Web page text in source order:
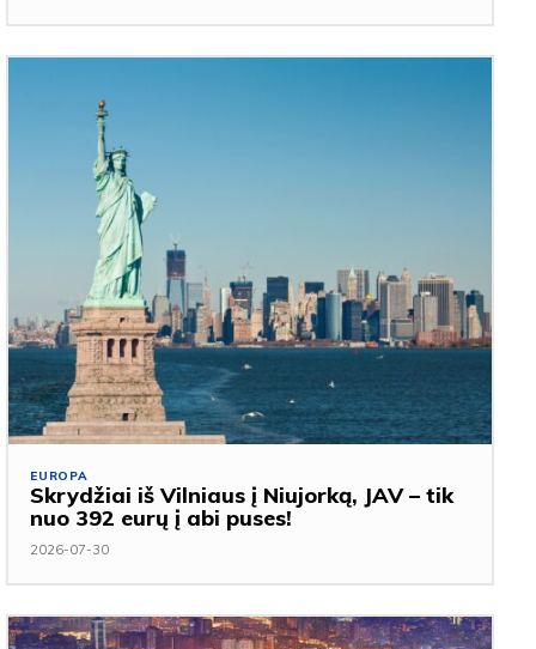
EUROPA
Skrydžiai iš Vilniaus į Niujorką, JAV – tik
nuo 392 eurų į abi puses!
2026-07-30